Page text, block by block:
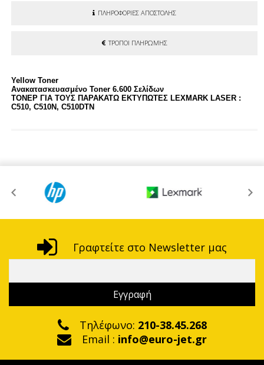
ΠΛΗΡΟΦΟΡΙΕΣ ΑΠΟΣΤΟΛΗΣ
ΤΡΟΠΟΙ ΠΛΗΡΩΜΗΣ
Yellow Toner
Ανακατασκευασμένο Toner 6.600 Σελίδων
ΤΟΝΕΡ ΓΙΑ ΤΟΥΣ ΠΑΡΑΚΑΤΩ ΕΚΤΥΠΩΤΕΣ LEXMARK LASER :
C510, C510N, C510DTN
Γραφτείτε στο Newsletter μας
Τηλέφωνο: 210-38.45.268
Email : info@euro-jet.gr